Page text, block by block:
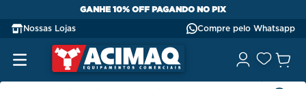
GANHE 10% OFF PAGANDO NO PIX
Nossas Lojas Compre pelo Whatsapp